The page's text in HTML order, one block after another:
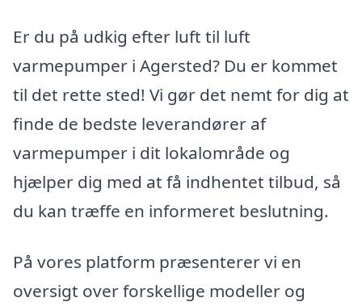
Er du på udkig efter luft til luft
varmepumper i Agersted? Du er kommet
til det rette sted! Vi gør det nemt for dig at
finde de bedste leverandører af
varmepumper i dit lokalområde og
hjælper dig med at få indhentet tilbud, så
du kan træffe en informeret beslutning.
På vores platform præsenterer vi en
oversigt over forskellige modeller og